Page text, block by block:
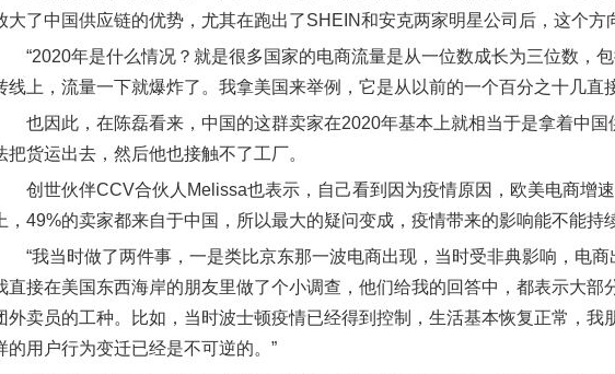
大了中国供应链的优势，尤其在跑出了SHEIN和安克两家明星公司后，这个方
“2020年是什么情况？就是很多国家的电商流量是从一位数成长为三位数，
线上，流量一下就爆炸了。我拿美国来举例，它是从以前的一个百分之十几直
也因此，在陈磊看来，中国的这群卖家在2020年基本上就相当于是拿着中
把货运出去，然后他也接触不了工厂。
创世伙伴CCV合伙人Melissa也表示，自己看到因为疫情原因，欧美电商增
上，49%的卖家都来自于中国，所以最大的疑问变成，疫情带来的影响能不能持
“我当时做了两件事，一是类比京东那一波电商出现，当时受非典影响，电
直接在美国东西海岸的朋友里做了个小调查，他们给我的回答中，都表示大
外卖员的工种。比如，当时波士顿疫情已经得到控制，生活基本恢复正常，
的用户行为变迁已经是不可逆的。”